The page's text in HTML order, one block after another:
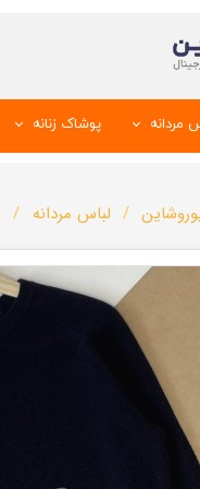
مردانه
کت و جلیقه
شلوار
تاپ و شلوارک
کیف و کفش
پوشاک زنانه
تونیک و
تاپ
شال و کلاه
لباس مردانه